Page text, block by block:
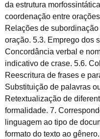
da estrutura
coordenação entre
Relações de
oração. 5.3. Emprego dos
Concordância verbal e
indicativo de crase. 5.6.
Reescritura de frases e
Substituição de palavras
Retextualização de
formalidade. 7.
linguagem ao tipo de
formato do texto ao gênero.